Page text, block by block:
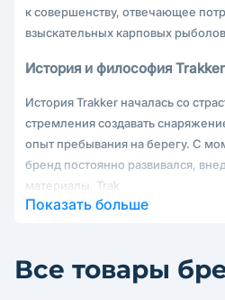
к совершенству, отвечающее
взыскательных карповых
История и философия Trakker
История Trakker началась со
стремления создавать
опыт пребывания на берегу. С
бренд постоянно развивался,
материалы. Trak
Показать больше
Все товары